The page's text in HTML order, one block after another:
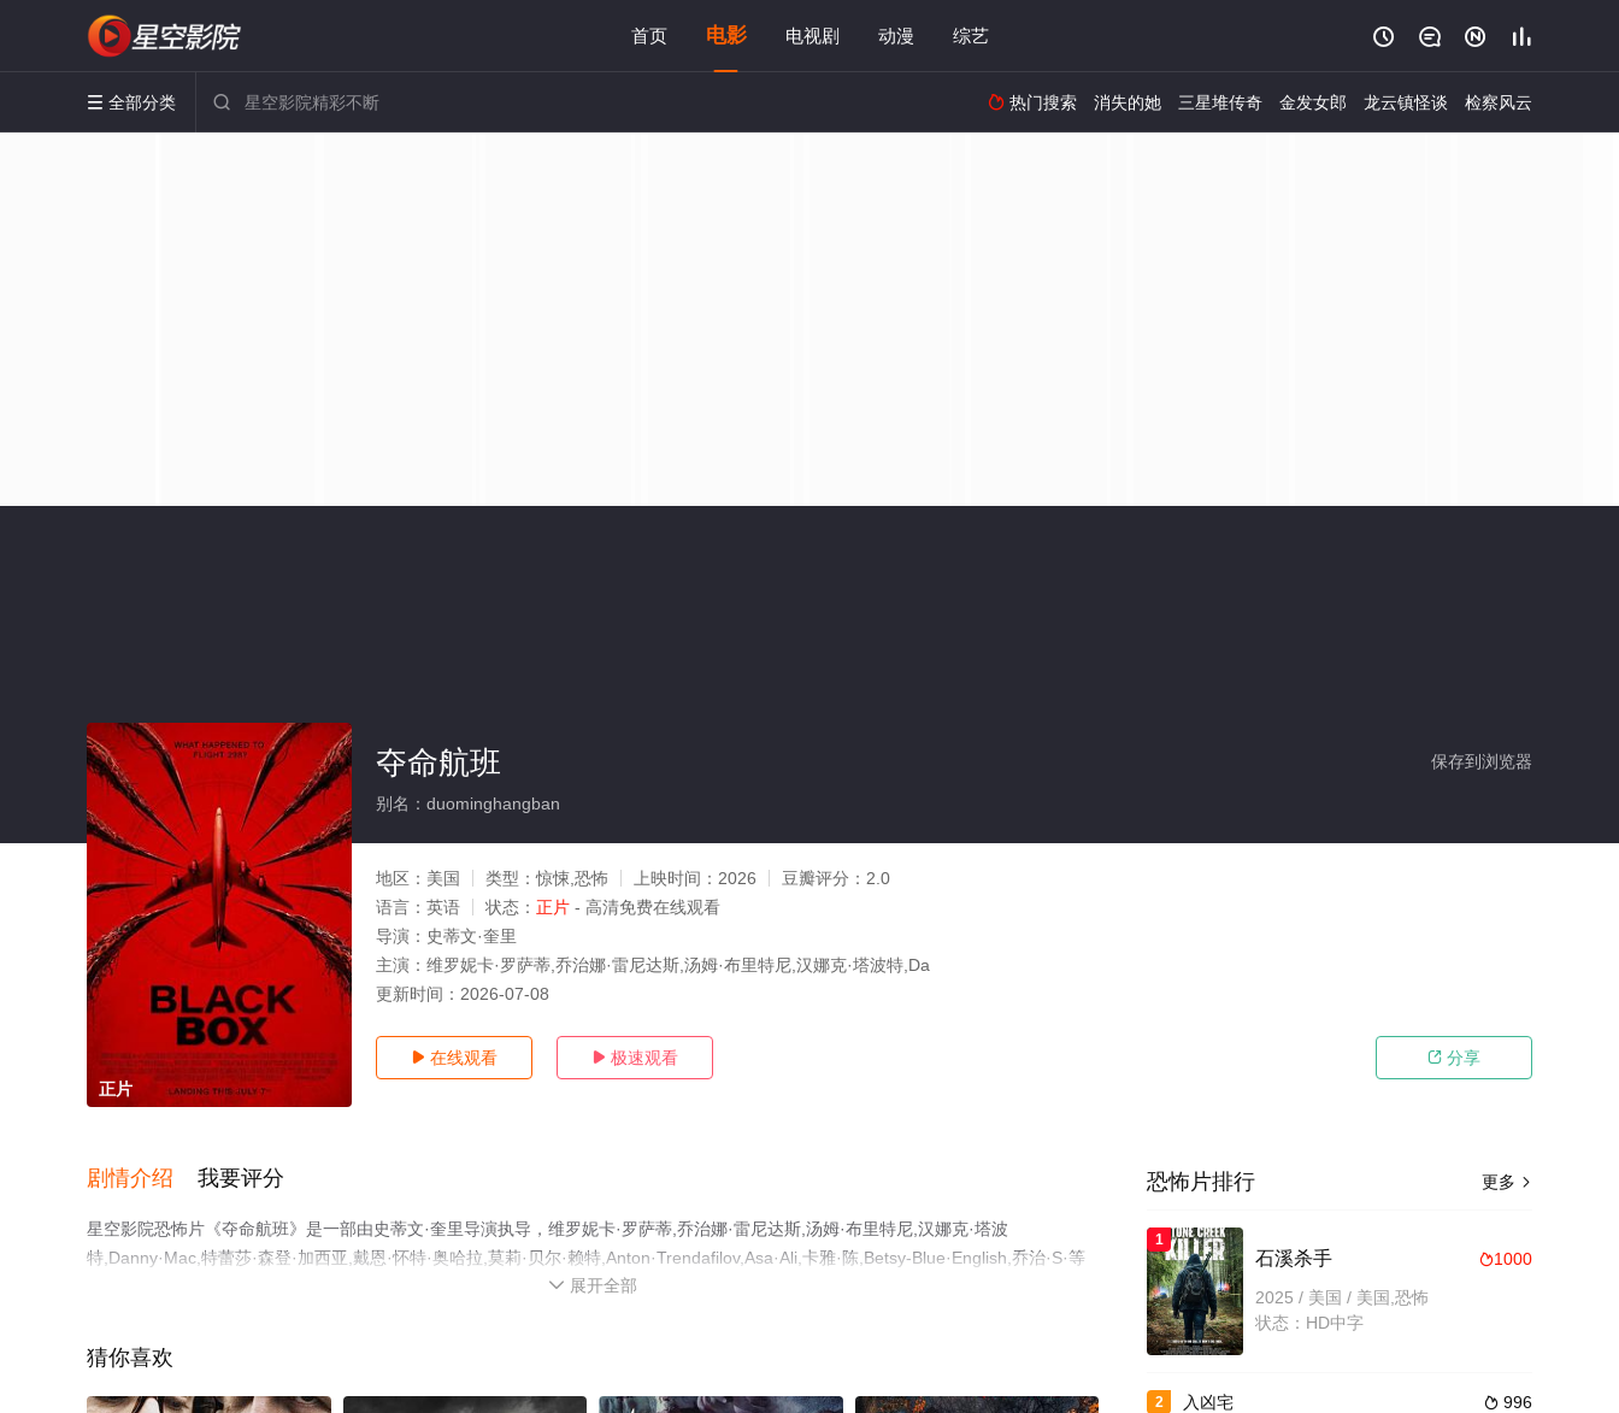
首页 电影 电视剧 动漫 综艺    
 全部分类   热门搜索 消失的她 三星堆传奇 金发女郎 龙云镇怪谈 检察风云
正片
保存到浏览器
夺命航班
别名：duominghangban
地区： 美国 类型：惊悚,恐怖 上映时间： 2026 豆瓣评分： 2.0
语言： 英语 状态： 正片 - 高清免费在线观看
导演： 史蒂文·奎里
主演： 维罗妮卡·罗萨蒂,乔治娜·雷尼达斯,汤姆·布里特尼,汉娜克·塔波特,Da
更新时间： 2026-07-08
 在线观看  极速观看  分享
剧情介绍 我要评分
星空影院恐怖片《夺命航班》是一部由史蒂文·奎里导演执导，维罗妮卡·罗萨蒂,乔治娜·雷尼达斯,汤姆·布里特尼,汉娜克·塔波
特,Danny·Mac,特蕾莎·森登·加西亚,戴恩·怀特·奥哈拉,莫莉·贝尔·赖特,Anton·Trendafilov,Asa·Ali,卡雅·陈,Betsy-Blue·English,乔治·S·等
演员精彩演绎的美国电影，手机免费在线观看高清未删减完整版电影大全就上星空电影网，更多相关信息可移步至豆瓣电影、电视猫或剧
 展开全部
猜你喜欢
更多 
恐怖片排行
1
1000
石溪杀手
2025 / 美国 / 美国,恐怖
状态：HD中字
2  996
入凶宅